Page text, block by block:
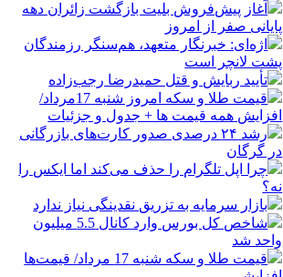
آغاز پیش‌فروش بلیت بازگشت زائران دهه
پایانی صفر از امروز
اژه‌ای: خبرنگار متعهد، هم‌سنگر رزمندگان
پشت لانچر است
تأیید ربایش و قتل حمیدرضا رجب‌زاده
قیمت طلا و سکه امروز شنبه 17مرداد/
افزایش همه قیمت ها + جدول و جزئیات
رشد ۲۴ درصدی صدور کارت‌های بازرگانی
در گرگان
چرا اپل تلگرام را حذف می‌کند اما ایکس را
نه؟
بازار سرمایه به تزریق نقدینگی نیاز ندارد
شاخص کل بورس وارد کانال 5.5 میلیون
واحد شد
قیمت طلا و سکه شنبه 17 مرداد/ قیمت‌ها